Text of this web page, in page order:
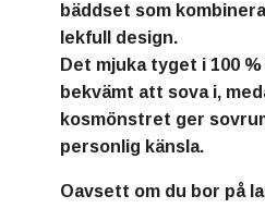
bäddset som
lekfull design.
Det mjuka tyget i 100 %
bekvämt att sova i,
kosmönstret ger
personlig känsla.
Oavsett om du bor på